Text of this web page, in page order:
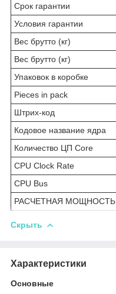
Срок гарантии
Условия гарантии
Вес брутто (кг)
Вес брутто (кг)
Упаковок в коробке
Pieces in pack
Штрих-код
Кодовое название ядра
Количество ЦП Core
CPU Clock Rate
CPU Bus
РАСЧЕТНАЯ МОЩНОСТЬ
Скрыть
Характеристики
Основные